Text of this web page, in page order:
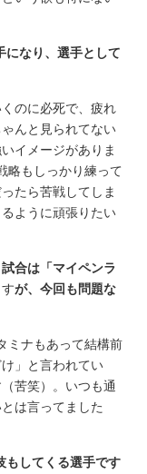
なり、選手として
のに必死で、疲れ
んと見られてない
イメージがありま
略もしっかり練って
たら苦戦してしま
ように頑張りたい
合は「マイペンラ
すが、今回も問題な
ミナもあって結構前
」と言われてい
苦笑）。いつも通
は言ってました
してくる選手です